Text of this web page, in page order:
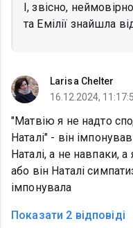
І, звісно,
та Емілії знайшла
Larisa Chelter
16.12.2024,
"Матвію я не надто
Наталі" - він
Наталі, а не навпаки,
або він Наталі
імпонувала
Показати 2 відповіді